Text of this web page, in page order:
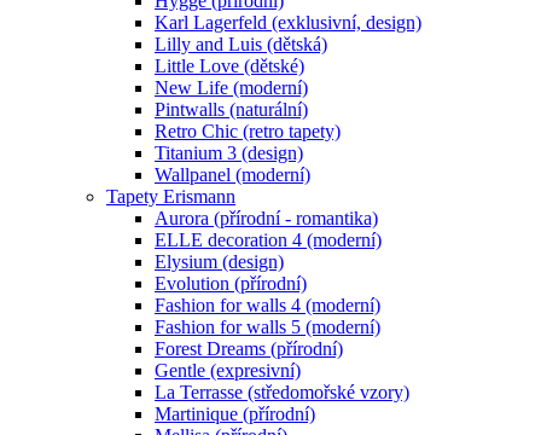
Karl Lagerfeld (exklusivní, design)
Lilly and Luis (dětská)
Little Love (dětské)
New Life (moderní)
Pintwalls (naturální)
Retro Chic (retro tapety)
Titanium 3 (design)
Wallpanel (moderní)
Tapety Erismann
Aurora (přírodní - romantika)
ELLE decoration 4 (moderní)
Elysium (design)
Evolution (přírodní)
Fashion for walls 4 (moderní)
Fashion for walls 5 (moderní)
Forest Dreams (přírodní)
Gentle (expresivní)
La Terrasse (středomořské vzory)
Martinique (přírodní)